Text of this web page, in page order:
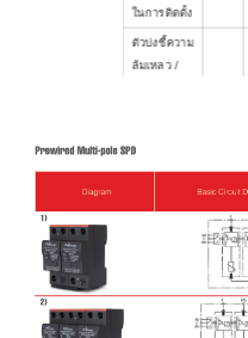
ในการติดตั้ง
ตัวบ่งชี้ความ
ล้มเหลว /
การอนุมัติ
ข้อมูลเพิ่มเติมสำหรับผู้